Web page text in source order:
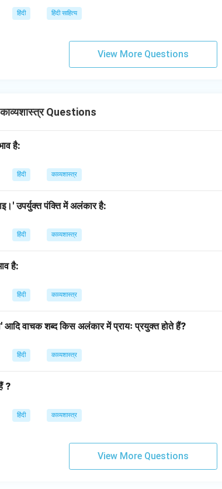
हिंदी हिंदी साहित्य
View More Questions
Questions
है:
हिंदी काव्यशास्त्र
उपर्युक्त पंक्ति में अलंकार है:
हिंदी काव्यशास्त्र
है:
हिंदी काव्यशास्त्र
आदि वाचक शब्द किस अलंकार में प्रायः प्रयुक्त होते हैं?
हिंदी काव्यशास्त्र
?
हिंदी काव्यशास्त्र
View More Questions